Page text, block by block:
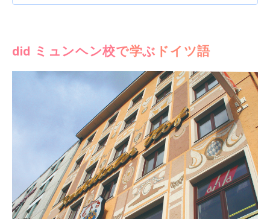
did ミュンヘン校で学ぶドイツ語